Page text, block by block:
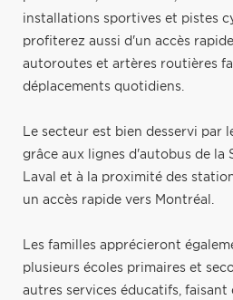
installations sportives et pistes
profiterez aussi d'un accès
autoroutes et artères routières
déplacements quotidiens.
Le secteur est bien desservi par
grâce aux lignes d'autobus de la
Laval et à la proximité des
un accès rapide vers Montréal.
Les familles apprécieront
plusieurs écoles primaires et
autres services éducatifs,